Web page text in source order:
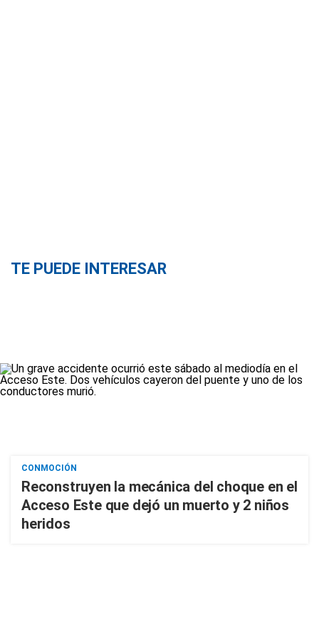
TE PUEDE INTERESAR
CONMOCIÓN
Reconstruyen la mecánica del choque en el
Acceso Este que dejó un muerto y 2 niños
heridos